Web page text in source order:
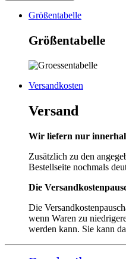
Größentabelle
Größentabelle
Versandkosten
Versand
Wir liefern nur
Zusätzlich zu den
Bestellseite nochmals
Die
Die
wenn Waren zu
werden kann. Sie kann